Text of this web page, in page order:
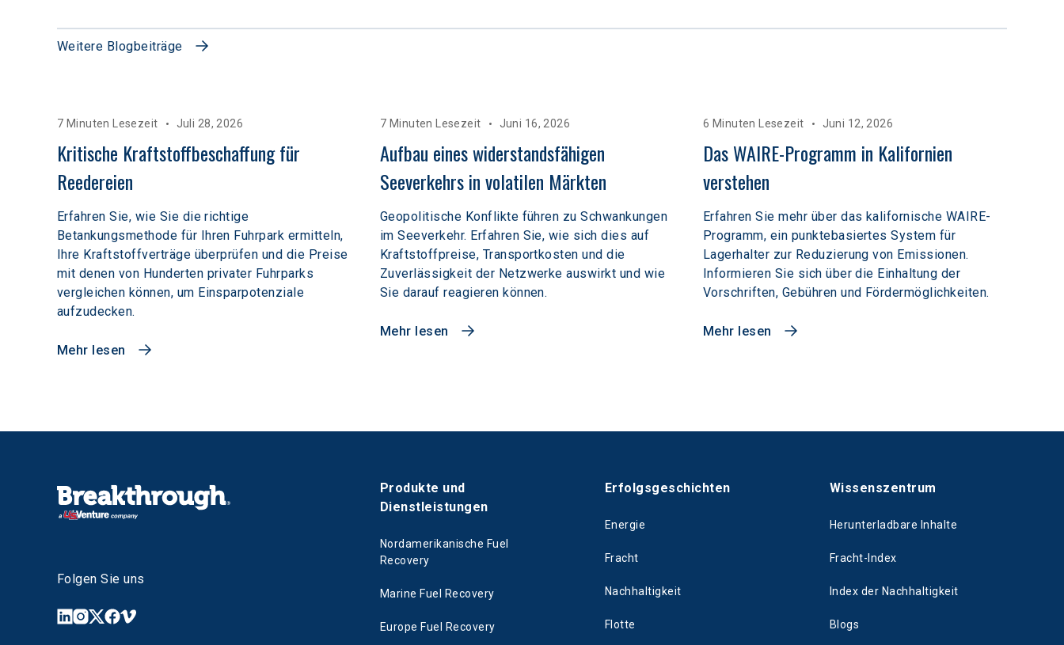
Weitere Blogbeiträge
7 Minuten Lesezeit Juli 28, 2026
Kritische Kraftstoffbeschaffung für
Reedereien
Erfahren Sie, wie Sie die richtige
Betankungsmethode für Ihren Fuhrpark ermitteln,
Ihre Kraftstoffverträge überprüfen und die Preise
mit denen von Hunderten privater Fuhrparks
vergleichen können, um Einsparpotenziale
aufzudecken.
Mehr lesen
7 Minuten Lesezeit Juni 16, 2026
Aufbau eines widerstandsfähigen
Seeverkehrs in volatilen Märkten
Geopolitische Konflikte führen zu Schwankungen
im Seeverkehr. Erfahren Sie, wie sich dies auf
Kraftstoffpreise, Transportkosten und die
Zuverlässigkeit der Netzwerke auswirkt und wie
Sie darauf reagieren können.
Mehr lesen
6 Minuten Lesezeit Juni 12, 2026
Das WAIRE-Programm in Kalifornien
verstehen
Erfahren Sie mehr über das kalifornische WAIRE-
Programm, ein punktebasiertes System für
Lagerhalter zur Reduzierung von Emissionen.
Informieren Sie sich über die Einhaltung der
Vorschriften, Gebühren und Fördermöglichkeiten.
Mehr lesen
Folgen Sie uns
Produkte und
Dienstleistungen
Nordamerikanische Fuel
Recovery
Marine Fuel Recovery
Europe Fuel Recovery
Erfolgsgeschichten
Energie
Fracht
Nachhaltigkeit
Flotte
Wissenszentrum
Herunterladbare Inhalte
Fracht-Index
Index der Nachhaltigkeit
Blogs